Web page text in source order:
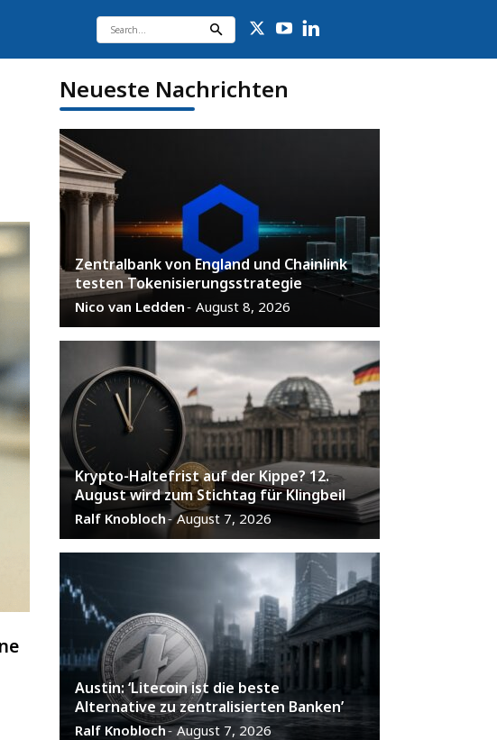
Neueste Nachrichten
Zentralbank von England und Chainlink
testen Tokenisierungsstrategie
Nico van Ledden- August 8, 2026
Krypto-Haltefrist auf der Kippe? 12.
August wird zum Stichtag für Klingbeil
Ralf Knobloch- August 7, 2026
Austin: ‘Litecoin ist die beste
Alternative zu zentralisierten Banken’
Ralf Knobloch- August 7, 2026